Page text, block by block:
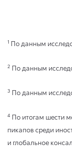
1 По данным
2 По данным
3 По данным
4 По итогам шести
пикапов среди
и глобальное